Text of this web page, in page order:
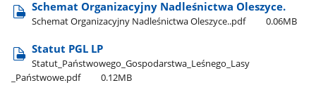
Schemat Organizacyjny Nadleśnictwa Oleszyce.
Schemat Organizacyjny Nadleśnictwa Oleszyce..pdf 0.06MB
Statut PGL LP
Statut​_Państwowego​_Gospodarstwa​_Leśnego​_Lasy​
_Państwowe.pdf
0.12MB